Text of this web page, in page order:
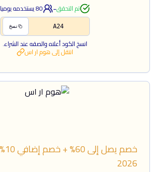
تم التحقق-
80يستخدمه يوميا
A24 نسخ
انسخ الكود أعلاه والصقه عند الشراء.
انتقل إلىهوم ار اس
خصم يصل إلى 60% + خصم إضافي 10%
2026